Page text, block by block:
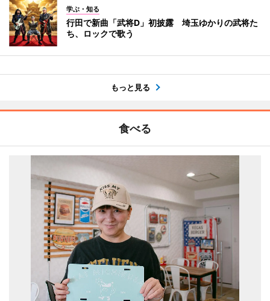
学ぶ・知る
行田で新曲「武将D」初披露 埼玉ゆかりの武将た
ち、ロックで歌う
もっと見る
食べる